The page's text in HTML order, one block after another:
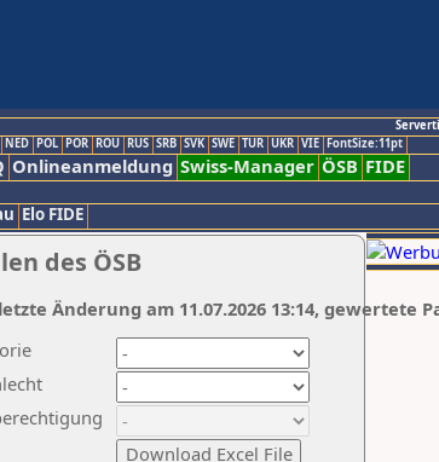
NED POL POR ROU RUS SRB SVK SWE TUR UKR VIE FontSize:11pt
Onlineanmeldung Swiss-Manager ÖSB FIDE
Elo FIDE
des ÖSB
Änderung am 11.07.2026 13:14, gewertete